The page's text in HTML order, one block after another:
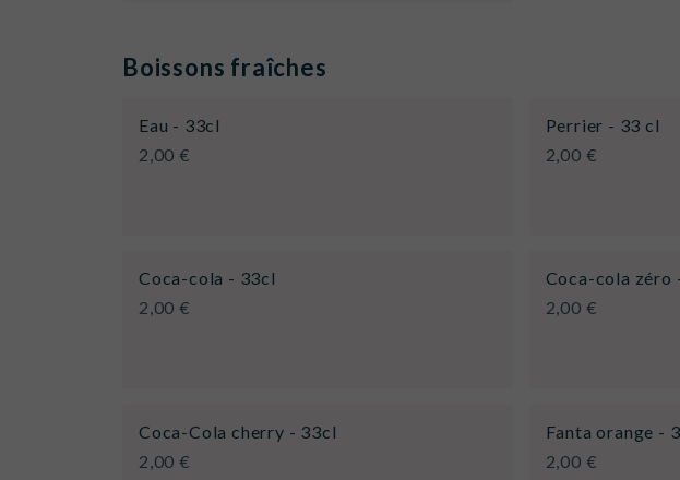
Boissons fraîches
Eau - 33cl
2,00 €
Perrier - 33 cl
2,00 €
Coca-cola - 33cl
2,00 €
Coca-cola zéro
2,00 €
Coca-Cola cherry - 33cl
2,00 €
Fanta orange -
2,00 €